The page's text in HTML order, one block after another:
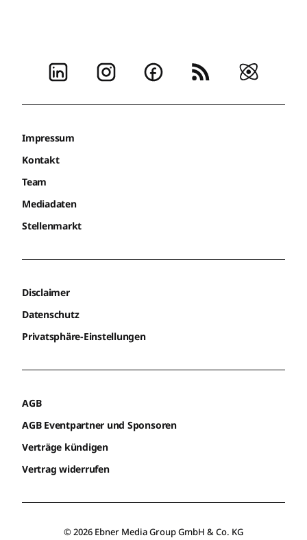
Impressum
Kontakt
Team
Mediadaten
Stellenmarkt
Disclaimer
Datenschutz
Privatsphäre-Einstellungen
AGB
AGB Eventpartner und Sponsoren
Verträge kündigen
Vertrag widerrufen
© 2026 Ebner Media Group GmbH & Co. KG